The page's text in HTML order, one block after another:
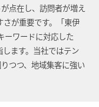
点在し、訪問者が増え
が重要です。「東伊
ーワードに対応した
ます。当社ではテン
つつ、地域集客に強い